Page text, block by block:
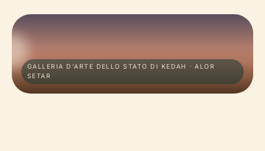
GALLERIA D'ARTE DELLO STATO DI KEDAH · ALOR
SETAR